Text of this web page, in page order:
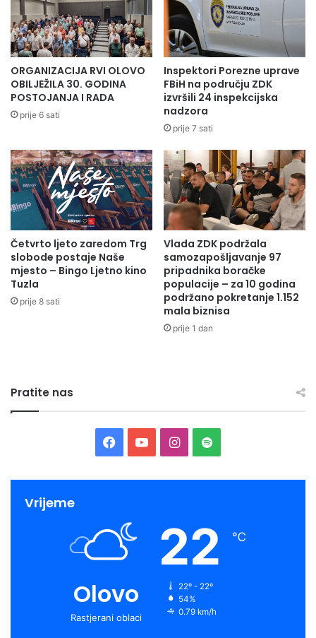
ORGANIZACIJA RVI OLOVO
OBILJEŽILA 30. GODINA
POSTOJANJA I RADA
prije 6 sati
Inspektori Porezne uprave
FBiH na području ZDK
izvršili 24 inspekcijska
nadzora
prije 7 sati
Četvrto ljeto zaredom Trg
slobode postaje Naše
mjesto – Bingo Ljetno kino
Tuzla
prije 8 sati
Vlada ZDK podržala
samozapošljavanje 97
pripadnika boračke
populacije – za 10 godina
podržano pokretanje 1.152
mala biznisa
prije 1 dan
Pratite nas
Facebook
YouTubeInstagram
Spotify
Vrijeme
Olovo
Rastjerani oblaci
22 ℃
22º - 22º
54%
0.79 km/h